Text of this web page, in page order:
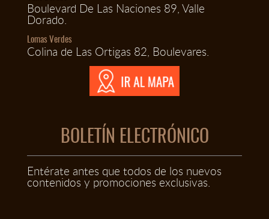
Boulevard De Las Naciones 89, Valle
Dorado.
Lomas Verdes
Colina de Las Ortigas 82, Boulevares.
BOLETÍN ELECTRÓNICO
Entérate antes que todos de los nuevos
contenidos y promociones exclusivas.